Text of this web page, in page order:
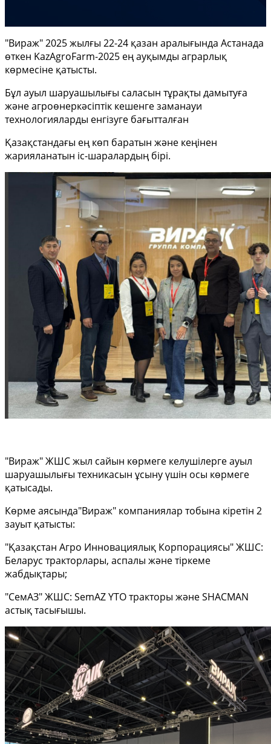
"Вираж" 2025 жылғы 22-24 қазан аралығында Астанада
өткен KazAgroFarm-2025 ең ауқымды аграрлық
көрмесіне қатысты.
Бұл ауыл шаруашылығы саласын тұрақты дамытуға
және агроөнеркәсіптік кешенге заманауи
технологияларды енгізуге бағытталған
Қазақстандағы ең көп баратын және кеңінен
жарияланатын іс-шаралардың бірі.
"Вираж" ЖШС жыл сайын көрмеге келушілерге ауыл
шаруашылығы техникасын ұсыну үшін осы көрмеге
қатысады.
Көрме аясында"Вираж" компаниялар тобына кіретін 2
зауыт қатысты:
"Қазақстан Агро Инновациялық Корпорациясы" ЖШС:
Беларус тракторлары, аспалы және тіркеме
жабдықтары;
"СемАЗ" ЖШС: SemAZ YTO тракторы және SHACMAN
астық тасығышы.